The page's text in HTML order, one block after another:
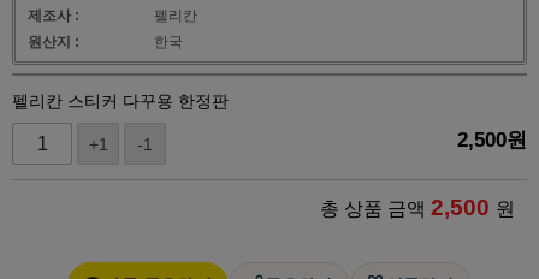
제조사 :
펠리칸
원산지 :
한국
펠리칸 스티커 다꾸용 한정판
+1 -1 2,500원
총 상품 금액 2,500 원